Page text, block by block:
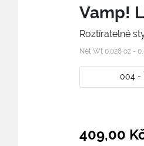
Vamp!
Roztíratelné
Net Wt 0.028 oz -
004 -
409,00